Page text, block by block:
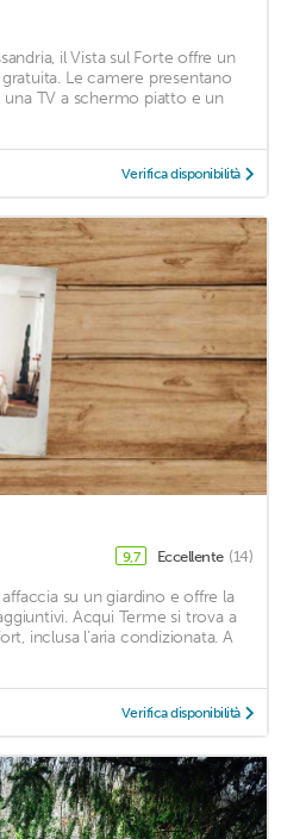
il Vista sul Forte offre un
Le camere presentano
una TV a schermo piatto e un
Verifica disponibilità
9,7 Eccellente (14)
su un giardino e offre la
Acqui Terme si trova a
inclusa l’aria condizionata. A
Verifica disponibilità